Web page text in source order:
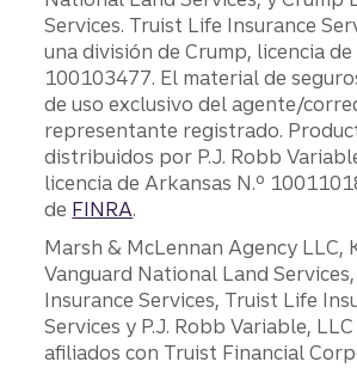
Services. Truist Life Insurance
una división de Crump, licencia
100103477. El material de
de uso exclusivo del agente/
representante registrado.
distribuidos por P.J. Robb
licencia de Arkansas N.º
de FINRA.
Marsh & McLennan Agency LLC,
Vanguard National Land
Insurance Services, Truist Life
Services y P.J. Robb Variable,
afiliados con Truist Financial